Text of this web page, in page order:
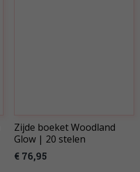
Zijde boeket Woodland
Glow | 20 stelen
€ 76,95